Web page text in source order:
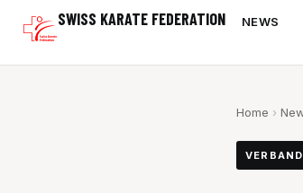
Inhalt
SWISS KARATE FEDERATION NEWS
Home ›
VERBAND